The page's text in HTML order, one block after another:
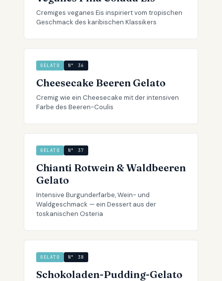
Cremiges veganes Eis inspiriert vom tropischen
Geschmack des karibischen Klassikers
GELATO N° 36
Cheesecake Beeren Gelato
Cremig wie ein Cheesecake mit der intensiven
Farbe des Beeren-Coulis
GELATO N° 37
Chianti Rotwein & Waldbeeren
Gelato
Intensive Burgunderfarbe, Wein- und
Waldgeschmack — ein Dessert aus der
toskanischen Osteria
GELATO N° 38
Schokoladen-Pudding-Gelato